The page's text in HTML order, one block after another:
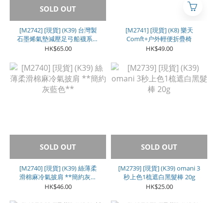
SOLD OUT
[M2742] [現貨] (K39) 台灣製
石墨烯氣墊減壓足弓船襪系列
(1色各2對 | 1套共6對) **女
HK$65.00
[M2741] [現貨] (K8) 樂天
Comft+户外輕便折疊椅
HK$49.00
SOLD OUT
[M2740] [現貨] (K39) 絲薄柔
滑棉麻冷氣披肩 **簡約灰藍
色**
HK$46.00
SOLD OUT
[M2739] [現貨] (K39) omani 3
秒上色1梳遮白黑髮棒 20g
HK$25.00